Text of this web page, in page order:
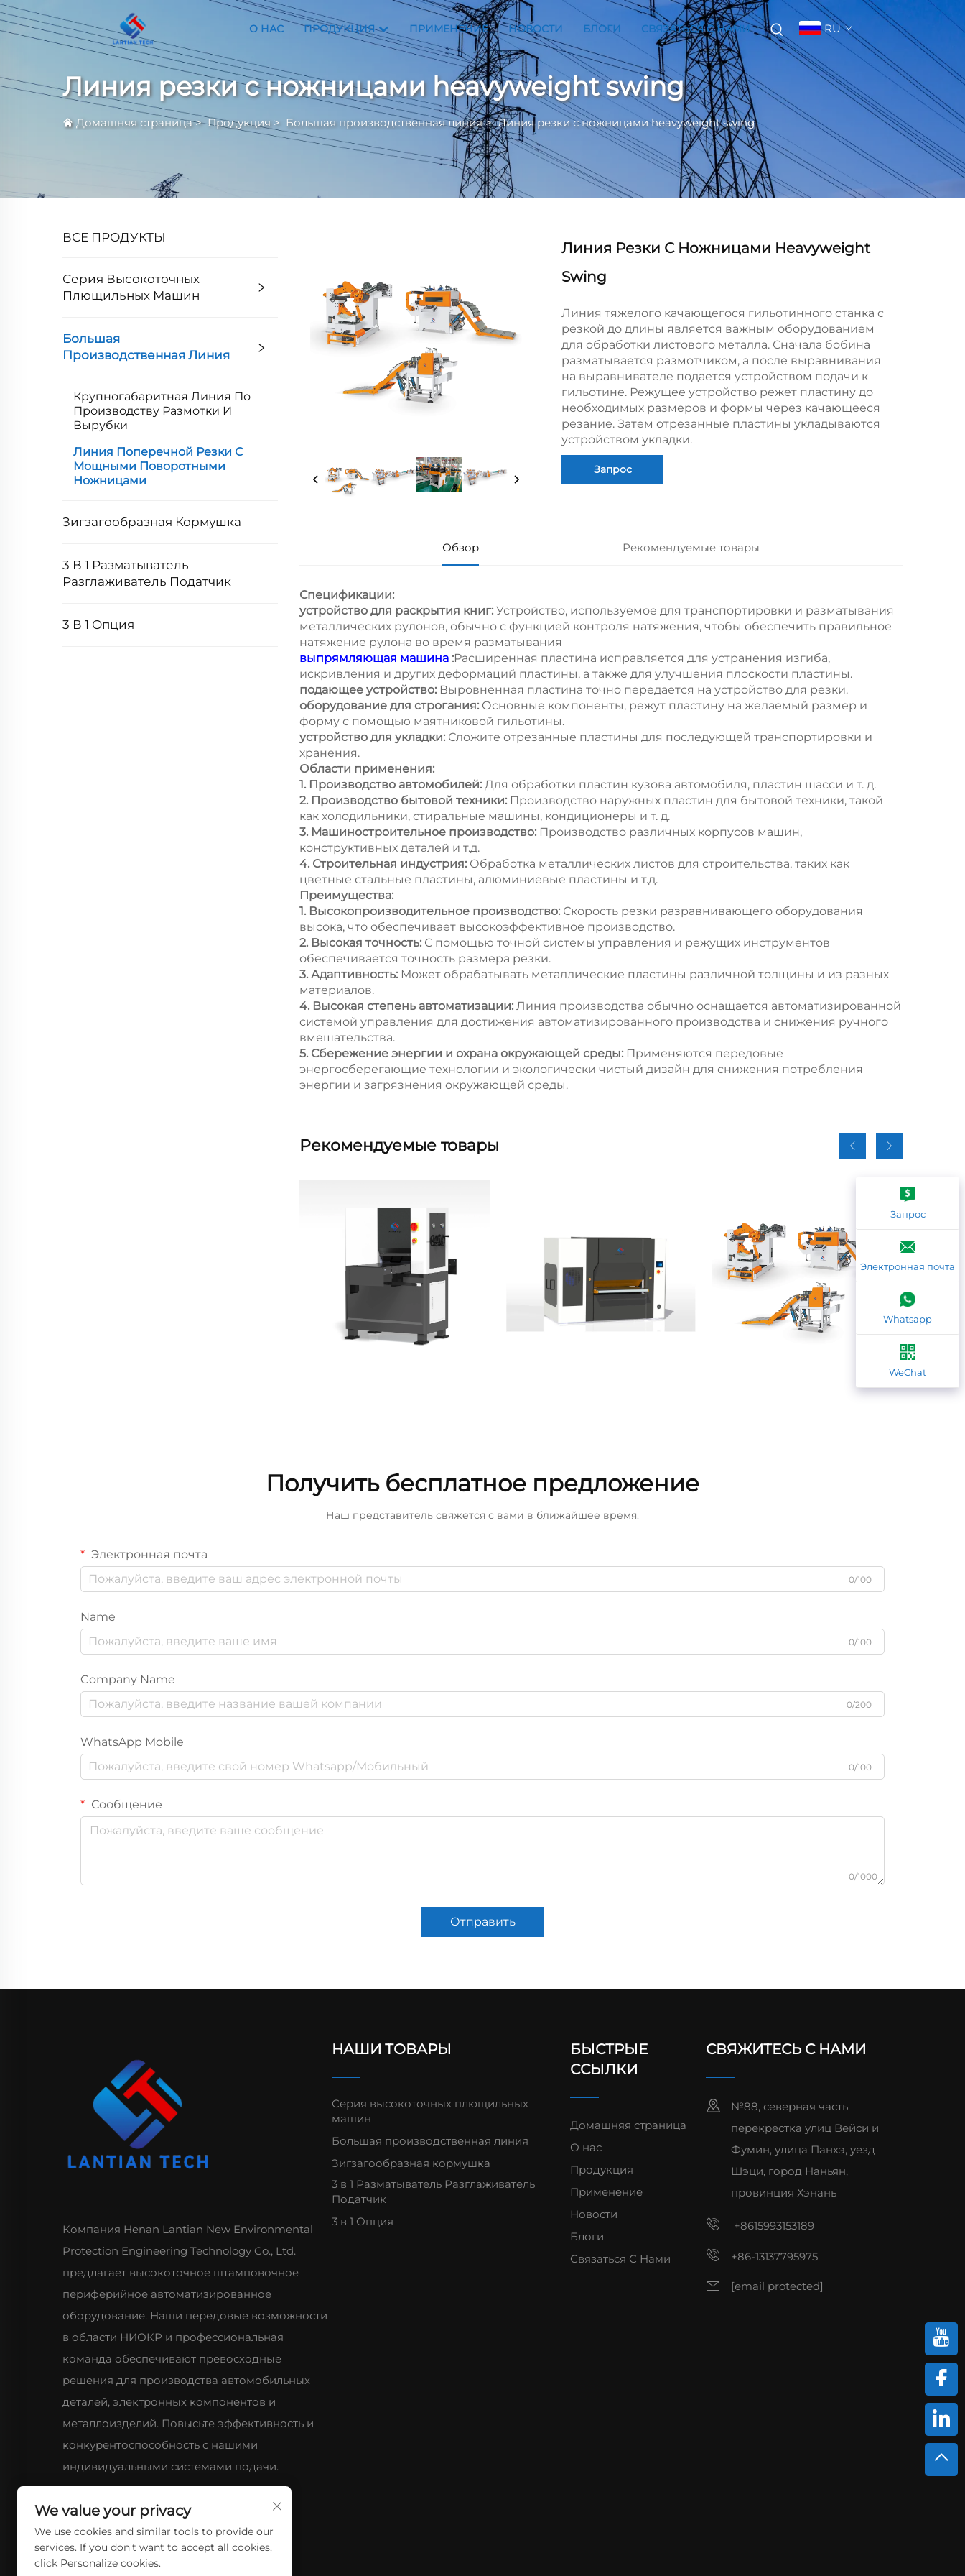
О НАС ПРОДУКЦИЯ ПРИМЕНЕНИЕ НОВОСТИ БЛОГИ СВЯЗАТЬСЯ С НАМИ RU
Линия резки с ножницами heavyweight swing
Домашняя страница>Продукция> Большая производственная линия>Линия резки с ножницами heavyweight swing
ВСЕ ПРОДУКТЫ
Серия Высокоточных
Плющильных Машин
Большая
Производственная Линия
Крупногабаритная Линия По
Производству Размотки И
Вырубки
Линия Поперечной Резки С
Мощными Поворотными
Ножницами
Зигзагообразная Кормушка
3 В 1 Разматыватель
Разглаживатель Податчик
3 В 1 Опция
Линия Резки С Ножницами Heavyweight
Swing
Линия тяжелого качающегося гильотинного станка с
резкой до длины является важным оборудованием
для обработки листового металла. Сначала бобина
разматывается размотчиком, а после выравнивания
на выравнивателе подается устройством подачи к
гильотине. Режущее устройство режет пластину до
необходимых размеров и формы через качающееся
резание. Затем отрезанные пластины укладываются
устройством укладки.
Запрос
Обзор Рекомендуемые товары
Спецификации:
устройство для раскрытия книг: Устройство, используемое для транспортировки и разматывания
металлических рулонов, обычно с функцией контроля натяжения, чтобы обеспечить правильное
натяжение рулона во время разматывания
выпрямляющая машина :Расширенная пластина исправляется для устранения изгиба,
искривления и других деформаций пластины, а также для улучшения плоскости пластины.
подающее устройство: Выровненная пластина точно передается на устройство для резки.
оборудование для строгания: Основные компоненты, режут пластину на желаемый размер и
форму с помощью маятниковой гильотины.
устройство для укладки: Сложите отрезанные пластины для последующей транспортировки и
хранения.
Области применения:
1. Производство автомобилей: Для обработки пластин кузова автомобиля, пластин шасси и т. д.
2. Производство бытовой техники: Производство наружных пластин для бытовой техники, такой
как холодильники, стиральные машины, кондиционеры и т. д.
3. Машиностроительное производство: Производство различных корпусов машин,
конструктивных деталей и т.д.
4. Строительная индустрия: Обработка металлических листов для строительства, таких как
цветные стальные пластины, алюминиевые пластины и т.д.
Преимущества:
1. Высокопроизводительное производство: Скорость резки разравнивающего оборудования
высока, что обеспечивает высокоэффективное производство.
2. Высокая точность: С помощью точной системы управления и режущих инструментов
обеспечивается точность размера резки.
3. Адаптивность: Может обрабатывать металлические пластины различной толщины и из разных
материалов.
4. Высокая степень автоматизации: Линия производства обычно оснащается автоматизированной
системой управления для достижения автоматизированного производства и снижения ручного
вмешательства.
5. Сбережение энергии и охрана окружающей среды: Применяются передовые
энергосберегающие технологии и экологически чистый дизайн для снижения потребления
энергии и загрязнения окружающей среды.
Рекомендуемые товары
Запрос
Электронная почта
Whatsapp
WeChat
Получить бесплатное предложение
Наш представитель свяжется с вами в ближайшее время.
Электронная почта
0/100
Name
0/100
Company Name
0/200
WhatsApp Mobile
0/100
Сообщение
0/1000
Отправить
Компания Henan Lantian New Environmental
Protection Engineering Technology Co., Ltd.
предлагает высокоточное штамповочное
периферийное автоматизированное
оборудование. Наши передовые возможности
в области НИОКР и профессиональная
команда обеспечивают превосходные
решения для производства автомобильных
деталей, электронных компонентов и
металлоизделий. Повысьте эффективность и
конкурентоспособность с нашими
индивидуальными системами подачи.
НАШИ ТОВАРЫ
Серия высокоточных плющильных
машин
Большая производственная линия
Зигзагообразная кормушка
3 в 1 Разматыватель Разглаживатель
Податчик
3 в 1 Опция
БЫСТРЫЕ
ССЫЛКИ
Домашняя страница
О нас
Продукция
Применение
Новости
Блоги
Связаться С Нами
СВЯЖИТЕСЬ С НАМИ
№88, северная часть
перекрестка улиц Вейси и
Фумин, улица Панхэ, уезд
Шэци, город Наньян,
провинция Хэнань
+8615993153189
+86-13137795975
[email protected]
We value your privacy
We use cookies and similar tools to provide our
services. If you don't want to accept all cookies,
click Personalize cookies.